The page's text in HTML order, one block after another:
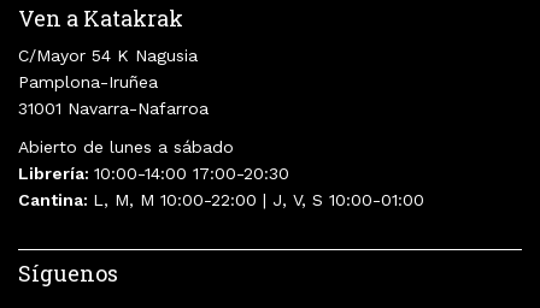
Ven a Katakrak
C/Mayor 54 K Nagusia
Pamplona-Iruñea
31001 Navarra-Nafarroa
Abierto de lunes a sábado
Librería: 10:00-14:00 17:00-20:30
Cantina: L, M, M 10:00-22:00 | J, V, S 10:00-01:00
Síguenos